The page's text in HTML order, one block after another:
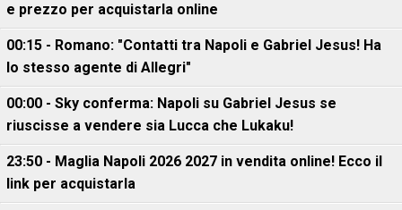
e prezzo per acquistarla online
00:15 - Romano: "Contatti tra Napoli e Gabriel Jesus! Ha
lo stesso agente di Allegri"
00:00 - Sky conferma: Napoli su Gabriel Jesus se
riuscisse a vendere sia Lucca che Lukaku!
23:50 - Maglia Napoli 2026 2027 in vendita online! Ecco il
link per acquistarla